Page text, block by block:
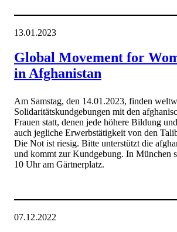
13.01.2023
Global Movement for
in Afghanistan
Am Samstag, den 14.01.2023, finden
Solidaritätskundgebungen mit den
Frauen statt, denen jede höhere Bildung
auch jegliche Erwerbstätigkeit von den
Die Not ist riesig. Bitte unterstützt die
und kommt zur Kundgebung. In München
10 Uhr am Gärtnerplatz.
07.12.2022